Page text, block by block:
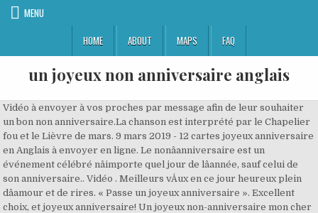
MENU
HOME
ABOUT MAPS FAQ
un joyeux non anniversaire anglais
Vidéo à envoyer à vos proches par message afin de leur souhaiter
un bon non anniversaire.La chanson est interprété par le Chapelier
fou et le Lièvre de mars. 9 mars 2019 - 12 cartes joyeux anniversaire
en Anglais à envoyer en ligne. Le nonâanniversaire est un
événement célébré nâimporte quel jour de lâannée, sauf celui de
son anniversaire.. Vidéo . Meilleurs vÅux en ce jour heureux plein
dâamour et de rires. « Passe un joyeux anniversaire ». Excellent
choix, et joyeux anniversaire! Un joyeux non-anniversaire mon cher